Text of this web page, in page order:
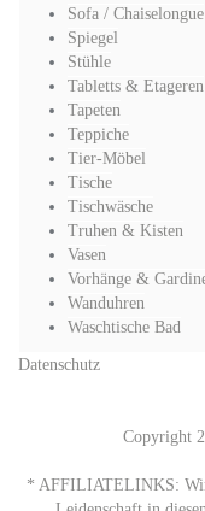
Sofa / Chaiselongue
Spiegel
Stühle
Tabletts & Etageren
Tapeten
Teppiche
Tier-Möbel
Tische
Tischwäsche
Truhen & Kisten
Vasen
Vorhänge &
Wanduhren
Waschtische Bad
Datenschutz
Copyright
* AFFILIATELINKS: Wir